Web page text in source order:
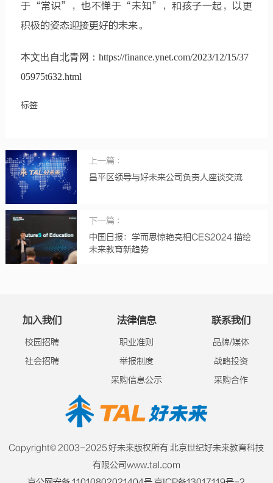
于“常识”，也不惮于“未知”，和孩子一起，以更
积极的姿态迎接更好的未来。
本文出自北青网：https://finance.ynet.com/2023/12/15/37
05975t632.html
标签
上一篇 ：
昌平区领导与好未来公司负责人座谈交流
下一篇 ：
中国日报：学而思惊艳亮相CES2024 描绘
未来教育新趋势
Copyright© 2003-2025 好未来版权所有 北京世纪好未来教育科技
有限公司www.tal.com
加入我们
校园招聘
社会招聘
法律信息
职业准则
举报制度
采购信息公示
联系我们
品牌/媒体
战略投资
采购合作